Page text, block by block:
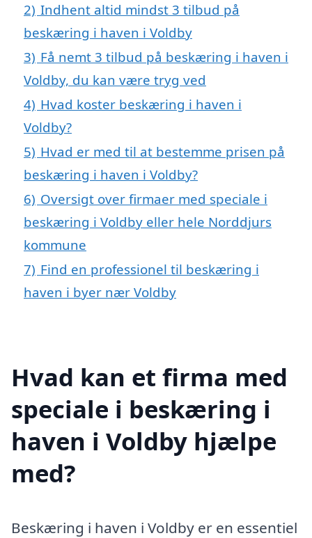
2) Indhent altid mindst 3 tilbud på
beskæring i haven i Voldby
3) Få nemt 3 tilbud på beskæring i haven i
Voldby, du kan være tryg ved
4) Hvad koster beskæring i haven i
Voldby?
5) Hvad er med til at bestemme prisen på
beskæring i haven i Voldby?
6) Oversigt over firmaer med speciale i
beskæring i Voldby eller hele Norddjurs
kommune
7) Find en professionel til beskæring i
haven i byer nær Voldby
Hvad kan et firma med
speciale i beskæring i
haven i Voldby hjælpe
med?
Beskæring i haven i Voldby er en essentiel